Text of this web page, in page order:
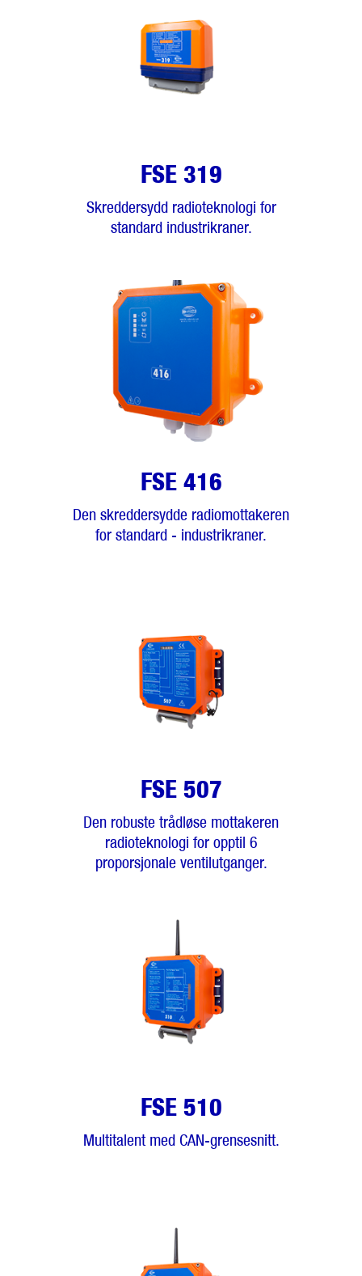
FSE 319
Skreddersydd radioteknologi for
standard industrikraner.
FSE 416
Den skreddersydde radiomottakeren
for standard - industrikraner.
FSE 507
Den robuste trådløse mottakeren
radioteknologi for opptil 6
proporsjonale ventilutganger.
FSE 510
Multitalent med CAN-grensesnitt.